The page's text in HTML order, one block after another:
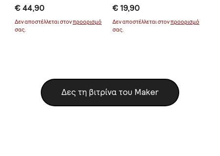
€ 44,90
Δεν αποστέλλεται στονπροορισμό
σας.
€ 19,90
Δεν αποστέλλεται στονπροορισμό
σας.
Δες τη βιτρίνα του Maker